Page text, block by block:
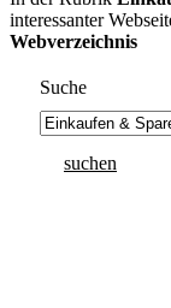
interessanter
Webverzeichnis
Suche
suchen